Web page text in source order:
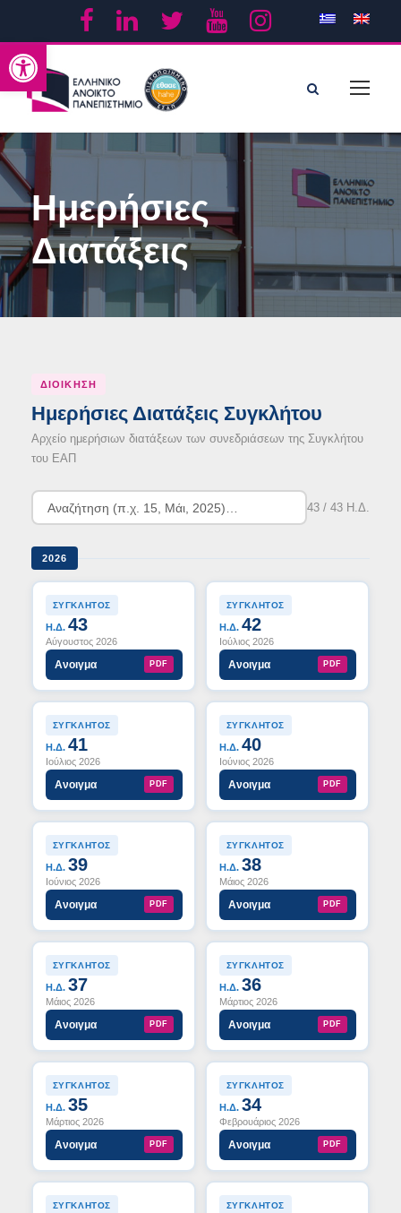
Ανοίξτε τη γραμμή εργαλείων
Ημερήσιες
Διατάξεις
ΔΙΟΙΚΗΣΗ
Ημερήσιες Διατάξεις Συγκλήτου
Αρχείο ημερήσιων διατάξεων των συνεδριάσεων της Συγκλήτου
του ΕΑΠ
43 / 43 Η.Δ.
2026
ΣΥΓΚΛΗΤΟΣ
Η.Δ. 43
Αύγουστος 2026
Ανοιγμα PDF
ΣΥΓΚΛΗΤΟΣ
Η.Δ. 42
Ιούλιος 2026
Ανοιγμα PDF
ΣΥΓΚΛΗΤΟΣ
Η.Δ. 41
Ιούλιος 2026
Ανοιγμα PDF
ΣΥΓΚΛΗΤΟΣ
Η.Δ. 40
Ιούνιος 2026
Ανοιγμα PDF
ΣΥΓΚΛΗΤΟΣ
Η.Δ. 39
Ιούνιος 2026
Ανοιγμα PDF
ΣΥΓΚΛΗΤΟΣ
Η.Δ. 38
Μάιος 2026
Ανοιγμα PDF
ΣΥΓΚΛΗΤΟΣ
Η.Δ. 37
Μάιος 2026
Ανοιγμα PDF
ΣΥΓΚΛΗΤΟΣ
Η.Δ. 36
Μάρτιος 2026
Ανοιγμα PDF
ΣΥΓΚΛΗΤΟΣ
Η.Δ. 35
Μάρτιος 2026
Ανοιγμα PDF
ΣΥΓΚΛΗΤΟΣ
Η.Δ. 34
Φεβρουάριος 2026
Ανοιγμα PDF
ΣΥΓΚΛΗΤΟΣ ΣΥΓΚΛΗΤΟΣ